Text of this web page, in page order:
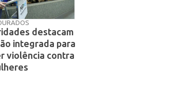
destacam
integrada para
violência contra